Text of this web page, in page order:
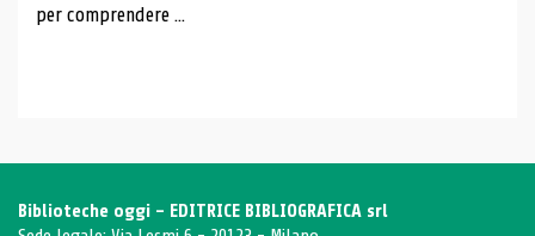
per comprendere ...
Biblioteche oggi - EDITRICE BIBLIOGRAFICA srl